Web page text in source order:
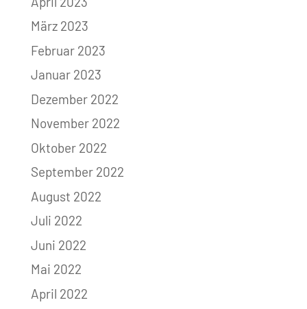
März 2023
Februar 2023
Januar 2023
Dezember 2022
November 2022
Oktober 2022
September 2022
August 2022
Juli 2022
Juni 2022
Mai 2022
April 2022